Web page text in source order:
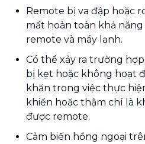
Remote bị va đập hoặc
mất hoàn toàn khả
remote và máy lạnh.
Có thể xảy ra trường
bị kẹt hoặc không hoạt
khăn trong việc thực
khiển hoặc thậm chí là
được remote.
Cảm biến hồng ngoại